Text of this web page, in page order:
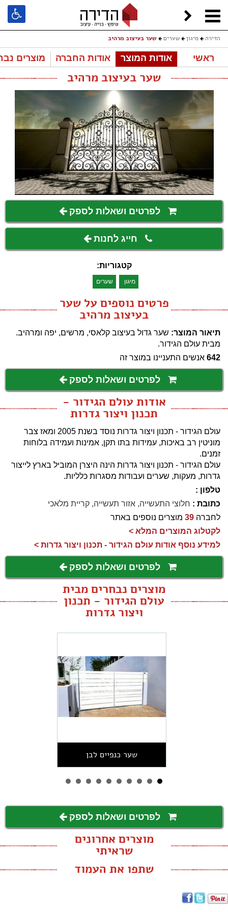
הדירה מיגון שערים שער בעיצוב מרהיב
ראשי אודות המוצר אודות החברה מוצרים
שער בעיצוב מרהיב
לפרטים ושאלות לספק
חייג לחנות
קטגוריות:
מיגון שערים
פרטים נוספים על שער
בעיצוב מרהיב
תיאור המוצר: שער גדול בעיצוב קלאסי, מרשים, יפה ומרהיב.
מבית עולם הגידור.
642 אנשים התעניינו במוצר זה
לפרטים ושאלות לספק
אודות עולם הגידור -
תכנון ויצור גדרות
עולם הגידור - תכנון ויצור גדרות נוסד בשנת 2005 ומאז צבר
מוניטין רב באיכות, עמידות בתו תקן, אמינות ועמידה בלוחות
זמנים.
עולם הגידור - תכנון ויצור גדרות הינה היצרן המוביל בארץ לייצור
גדרות, מעקות, שערים ועבודות מסגרות כלליות.
טלפון :
כתובת : חלוצי התעשייה, אזור תעשייה, קריית מלאכי
לחברה 39 מוצרים נוספים באתר
לקטלוג המוצרים המלא >
למידע נוסף אודות עולם הגידור - תכנון ויצור גדרות >
לפרטים ושאלות לספק
מוצרים נבחרים מבית
עולם הגידור - תכנון
ויצור גדרות
שער כנפיים לבן
לפרטים ושאלות לספק
מוצרים אחרונים
שראיתי
שתפו את העמוד